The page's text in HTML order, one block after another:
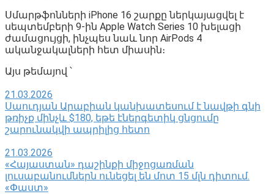
Սմարթֆոնների iPhone 16 շարքը ներկայացվել է
սեպտեմբերի 9-ին Apple Watch Series 10 խելացի
ժամացույցի, ինչպես նաև նոր AirPods 4
ականջակալների հետ միասին։
Այս թեմայով ՝
21.03.2026
Սաուդյան Արաբիան կանխատեսում է նավթի գնի
թռիչք մինչև $180, եթե էներգետիկ ցնցումը
շարունակվի ապրիլից հետո
21.03.2026
«Հայաստան» դաշինքի միջոցառման
լուսաբանումներն ունեցել են մոտ 15 մլն դիտում.
«Փաստ»